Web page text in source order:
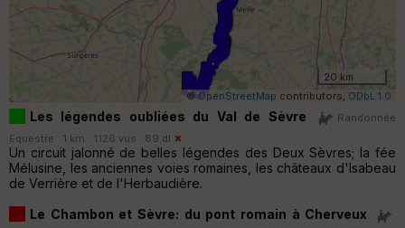
20 km
© OpenStreetMap contributors, ODbL 1.0
Les légendes oubliées du Val de Sèvre
Randonnée
Equestre · 1 km · 1126 vus · 89 dl
Un circuit jalonné de belles légendes des Deux Sèvres; la fée
Mélusine, les anciennes voies romaines, les châteaux d'Isabeau
de Verrière et de l'Herbaudière.
Le Chambon et Sèvre: du pont romain à Cherveux